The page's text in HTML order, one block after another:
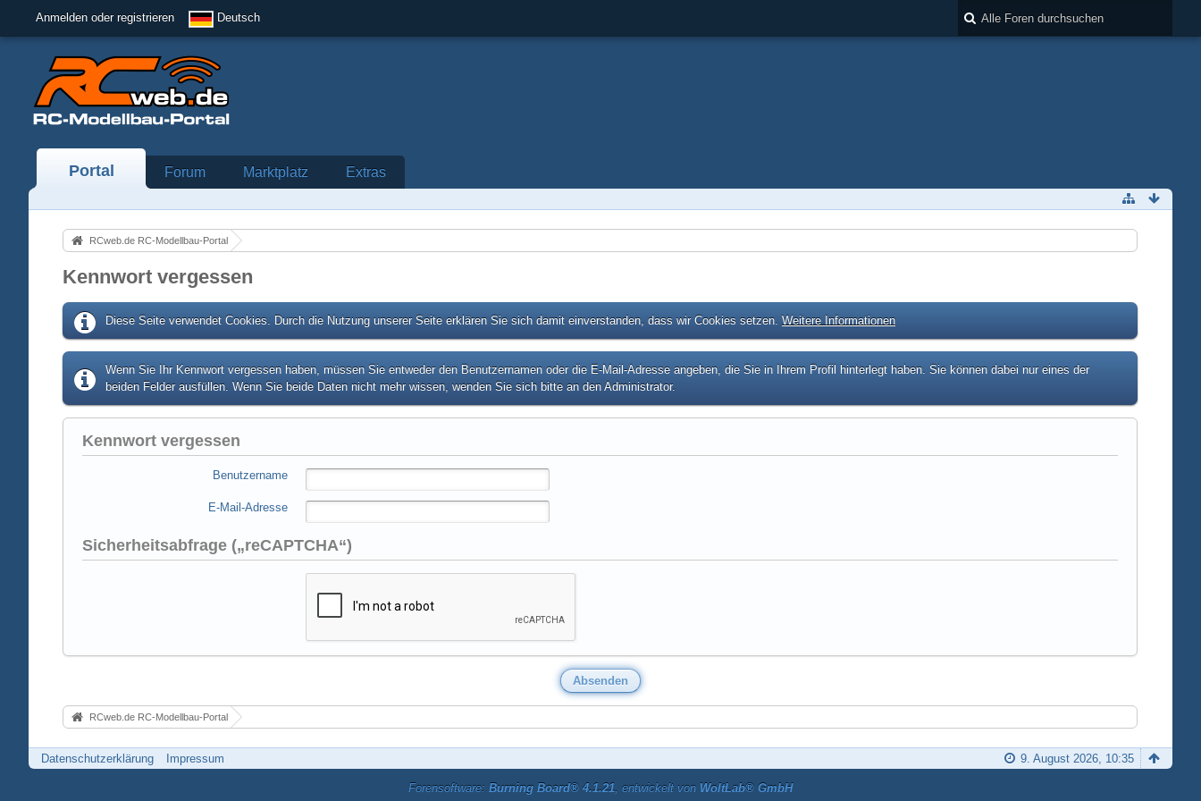
Anmelden oder registrieren Deutsch
Portal Forum Marktplatz Extras
RCweb.de RC-Modellbau-Portal
Kennwort vergessen
Diese Seite verwendet Cookies. Durch die Nutzung unserer Seite erklären Sie sich damit einverstanden, dass wir Cookies setzen. Weitere Informationen
Wenn Sie Ihr Kennwort vergessen haben, müssen Sie entweder den Benutzernamen oder die E-Mail-Adresse angeben, die Sie in Ihrem Profil hinterlegt haben. Sie können dabei nur eines der
beiden Felder ausfüllen. Wenn Sie beide Daten nicht mehr wissen, wenden Sie sich bitte an den Administrator.
Kennwort vergessen
Benutzername
E-Mail-Adresse
Sicherheitsabfrage („reCAPTCHA“)
RCweb.de RC-Modellbau-Portal
Datenschutzerklärung Impressum 9. August 2026, 10:35
Forensoftware: Burning Board® 4.1.21, entwickelt von WoltLab® GmbH